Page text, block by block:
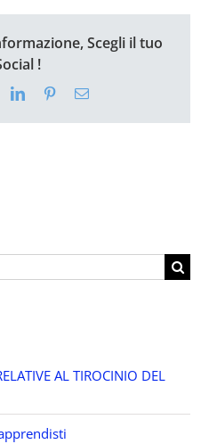
Scegli il tuo
!
LinkedInPinterestEmail
AL TIROCINIO DEL